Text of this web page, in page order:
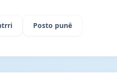
Posto punë